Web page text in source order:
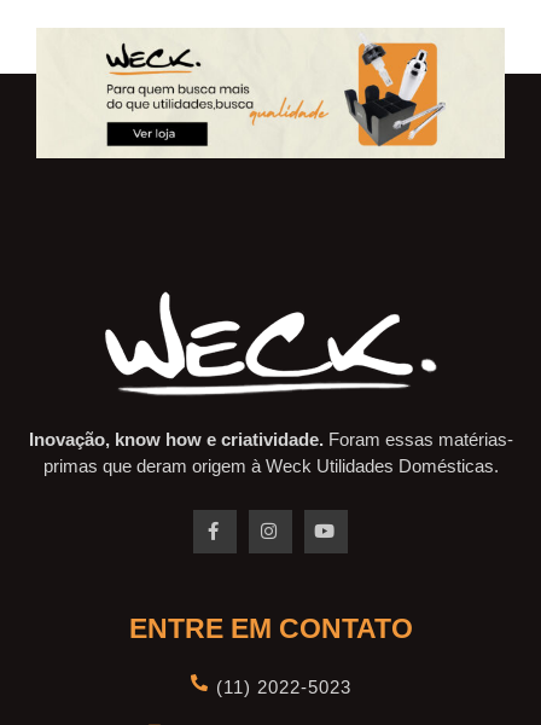
Inovação, know how e criatividade. Foram essas matérias-
primas que deram origem à Weck Utilidades Domésticas.
ENTRE EM CONTATO
(11) 2022-5023